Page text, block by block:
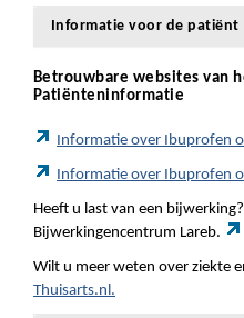
Informatie voor de patiënt
Betrouwbare websites van
Patiënteninformatie
Informatie over Ibuprofen
Informatie over Ibuprofen
Heeft u last van een
Bijwerkingencentrum Lareb.
Wilt u meer weten over ziekte
Thuisarts.nl.